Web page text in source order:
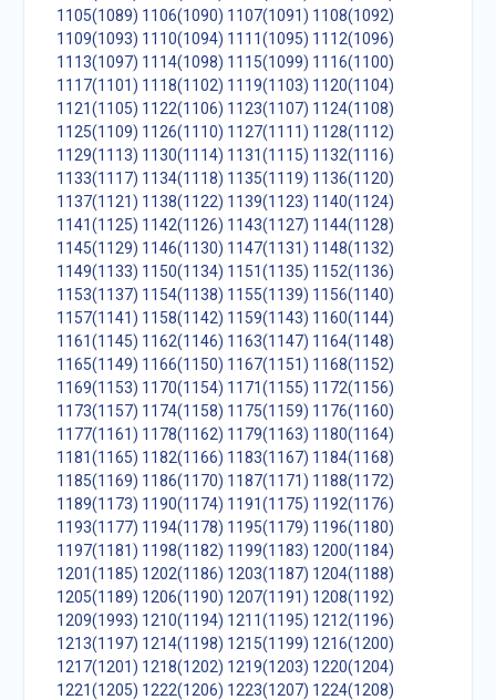
1105(1089) 1106(1090) 1107(1091) 1108(1092)
1109(1093) 1110(1094) 1111(1095) 1112(1096)
1113(1097) 1114(1098) 1115(1099) 1116(1100)
1117(1101) 1118(1102) 1119(1103) 1120(1104)
1121(1105) 1122(1106) 1123(1107) 1124(1108)
1125(1109) 1126(1110) 1127(1111) 1128(1112)
1129(1113) 1130(1114) 1131(1115) 1132(1116)
1133(1117) 1134(1118) 1135(1119) 1136(1120)
1137(1121) 1138(1122) 1139(1123) 1140(1124)
1141(1125) 1142(1126) 1143(1127) 1144(1128)
1145(1129) 1146(1130) 1147(1131) 1148(1132)
1149(1133) 1150(1134) 1151(1135) 1152(1136)
1153(1137) 1154(1138) 1155(1139) 1156(1140)
1157(1141) 1158(1142) 1159(1143) 1160(1144)
1161(1145) 1162(1146) 1163(1147) 1164(1148)
1165(1149) 1166(1150) 1167(1151) 1168(1152)
1169(1153) 1170(1154) 1171(1155) 1172(1156)
1173(1157) 1174(1158) 1175(1159) 1176(1160)
1177(1161) 1178(1162) 1179(1163) 1180(1164)
1181(1165) 1182(1166) 1183(1167) 1184(1168)
1185(1169) 1186(1170) 1187(1171) 1188(1172)
1189(1173) 1190(1174) 1191(1175) 1192(1176)
1193(1177) 1194(1178) 1195(1179) 1196(1180)
1197(1181) 1198(1182) 1199(1183) 1200(1184)
1201(1185) 1202(1186) 1203(1187) 1204(1188)
1205(1189) 1206(1190) 1207(1191) 1208(1192)
1209(1993) 1210(1194) 1211(1195) 1212(1196)
1213(1197) 1214(1198) 1215(1199) 1216(1200)
1217(1201) 1218(1202) 1219(1203) 1220(1204)
1221(1205) 1222(1206) 1223(1207) 1224(1208)